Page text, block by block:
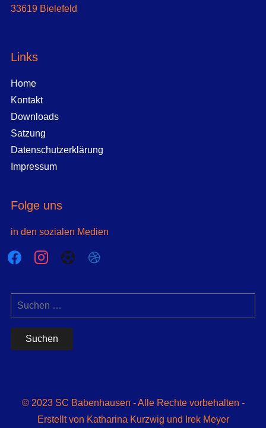
33619 Bielefeld
Links
Home
Kontakt
Downloads
Satzung
Datenschutzerklärung
Impressum
Folge uns
in den sozialen Medien
facebookinstagram
futbol-
dribbble
Suchen
nach:
© 2023 SC Babenhausen - Alle Rechte vorbehalten -
Erstellt von Katharina Kurzwig und Irek Meyer